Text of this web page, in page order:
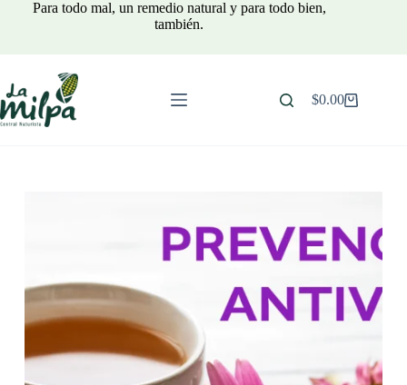
Para todo mal, un remedio natural y para todo bien,
también.
Carro
$0.00